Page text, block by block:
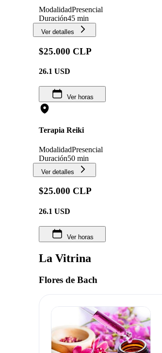
ModalidadPresencial
Duración45 min
Ver detalles
$25.000 CLP
26.1 USD
Ver horas
Terapia Reiki
ModalidadPresencial
Duración50 min
Ver detalles
$25.000 CLP
26.1 USD
Ver horas
La Vitrina
Flores de Bach